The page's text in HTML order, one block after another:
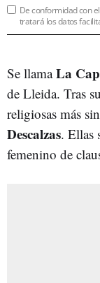
De conformidad con el
tratará los datos
Se llamaLa
de Lleida. Tras
religiosas más
Descalzas. Ellas
femenino de